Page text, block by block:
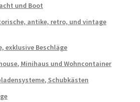
und Boot
antike, retro, und vintage
exklusive Beschläge
Minihaus und Wohncontainer
Schubkästen